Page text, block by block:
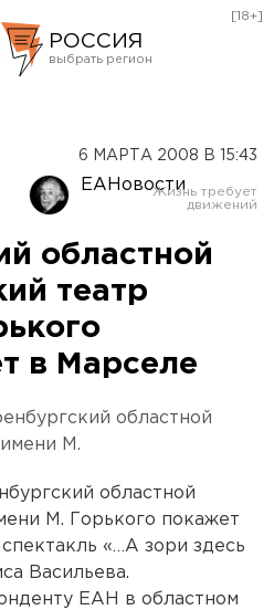
РОССИЯ
Оренбург
[18+]
6 МАРТА 2008 В 15:43
ЕАНовости
областной
театр
в Марселе
областной
М.
областной
М. Горького покажет
«…А зори здесь
Васильева.
ЕАН в областном